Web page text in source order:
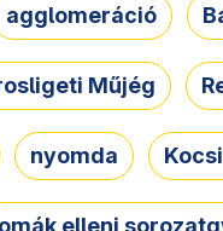
agglomeráció
Műjég
nyomda
elleni